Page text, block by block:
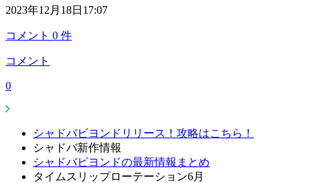
2023年12月18日17:07
コメント 0 件
コメント
0
シャドバビヨンドリリース！攻略はこちら！
シャドバ新作情報
シャドバビヨンドの最新情報まとめ
タイムスリップローテーション6月